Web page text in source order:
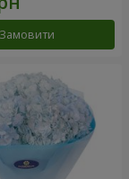
Замовити